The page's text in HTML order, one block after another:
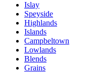
Islay
Speyside
Highlands
Islands
Campbeltown
Lowlands
Blends
Grains